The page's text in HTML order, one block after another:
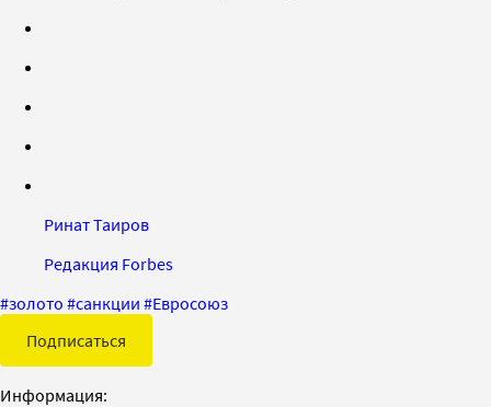
Ринат Таиров
Редакция Forbes
#золото #санкции #Евросоюз
Подписаться
Информация: